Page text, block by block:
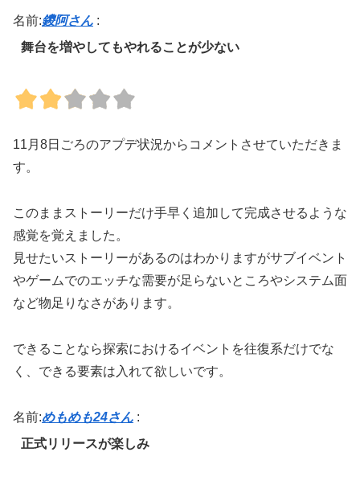
名前:鑁阿さん :
舞台を増やしてもやれることが少ない
11月8日ごろのアプデ状況からコメントさせていただきま
す。
このままストーリーだけ手早く追加して完成させるような
感覚を覚えました。
見せたいストーリーがあるのはわかりますがサブイベント
やゲームでのエッチな需要が足らないところやシステム面
など物足りなさがあります。
できることなら探索におけるイベントを往復系だけでな
く、できる要素は入れて欲しいです。
名前:めもめも24さん :
正式リリースが楽しみ